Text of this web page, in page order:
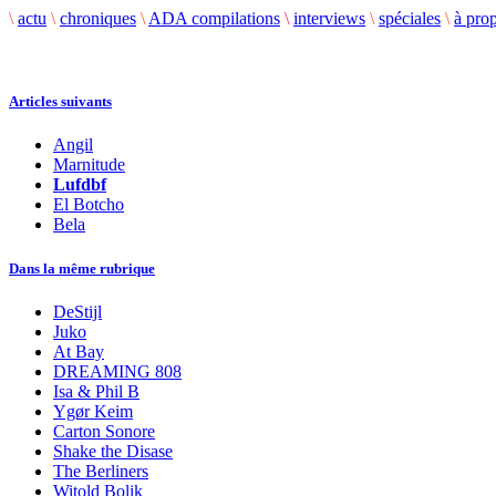
\ actu \ chroniques \ ADA compilations \ interviews \ spéciales \ à
Articles suivants
Angil
Marnitude
Lufdbf
El Botcho
Bela
Dans la même rubrique
DeStijl
Juko
At Bay
DREAMING 808
Isa & Phil B
Ygør Keim
Carton Sonore
Shake the Disase
The Berliners
Witold Bolik